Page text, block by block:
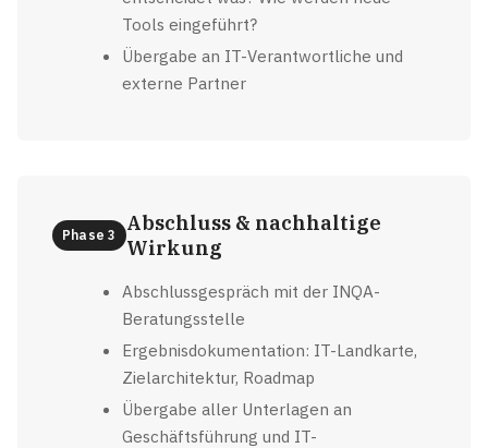
Tools eingeführt?
Übergabe an IT-Verantwortliche und
externe Partner
Phase 3
Abschluss & nachhaltige
Wirkung
Abschlussgespräch mit der INQA-
Beratungsstelle
Ergebnisdokumentation: IT-Landkarte,
Zielarchitektur, Roadmap
Übergabe aller Unterlagen an
Geschäftsführung und IT-